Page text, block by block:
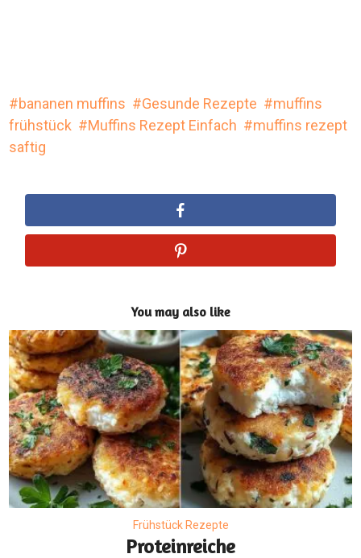
bananen muffins Gesunde Rezepte
muffins
frühstück
Muffins Rezept Einfach
muffins rezept
saftig
You may also like
Frühstück Rezepte
Proteinreiche